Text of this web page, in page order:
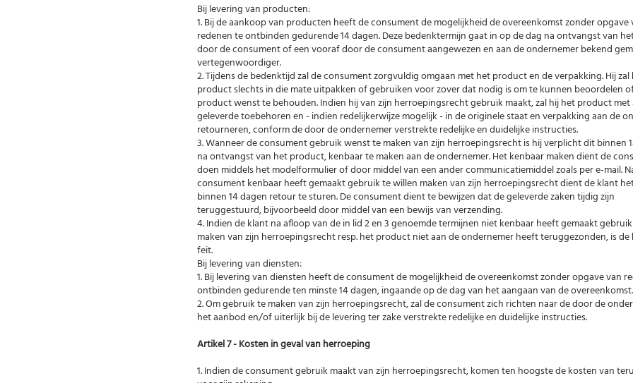
Bij levering van producten:
1. Bij de aankoop van producten heeft de consument de mogelijkheid de overeenkomst zonder opgave
redenen te ontbinden gedurende 14 dagen. Deze bedenktermijn gaat in op de dag na ontvangst van
door de consument of een vooraf door de consument aangewezen en aan de ondernemer bekend
vertegenwoordiger.
2. Tijdens de bedenktijd zal de consument zorgvuldig omgaan met het product en de verpakking. Hij zal
product slechts in die mate uitpakken of gebruiken voor zover dat nodig is om te kunnen beoordelen
product wenst te behouden. Indien hij van zijn herroepingsrecht gebruik maakt, zal hij het product met
geleverde toebehoren en - indien redelijkerwijze mogelijk - in de originele staat en verpakking aan de
retourneren, conform de door de ondernemer verstrekte redelijke en duidelijke instructies.
3. Wanneer de consument gebruik wenst te maken van zijn herroepingsrecht is hij verplicht dit binnen
na ontvangst van het product, kenbaar te maken aan de ondernemer. Het kenbaar maken dient de
doen middels het modelformulier of door middel van een ander communicatiemiddel zoals per e-mail.
consument kenbaar heeft gemaakt gebruik te willen maken van zijn herroepingsrecht dient de klant
binnen 14 dagen retour te sturen. De consument dient te bewijzen dat de geleverde zaken tijdig zijn
teruggestuurd, bijvoorbeeld door middel van een bewijs van verzending.
4. Indien de klant na afloop van de in lid 2 en 3 genoemde termijnen niet kenbaar heeft gemaakt
maken van zijn herroepingsrecht resp. het product niet aan de ondernemer heeft teruggezonden, is de
feit.
Bij levering van diensten:
1. Bij levering van diensten heeft de consument de mogelijkheid de overeenkomst zonder opgave van
ontbinden gedurende ten minste 14 dagen, ingaande op de dag van het aangaan van de overeenkomst.
2. Om gebruik te maken van zijn herroepingsrecht, zal de consument zich richten naar de door de
het aanbod en/of uiterlijk bij de levering ter zake verstrekte redelijke en duidelijke instructies.
Artikel 7 - Kosten in geval van herroeping
1. Indien de consument gebruik maakt van zijn herroepingsrecht, komen ten hoogste de kosten van